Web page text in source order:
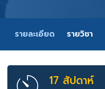
รายละเอียด รายวิชา
17 สัปดาห์